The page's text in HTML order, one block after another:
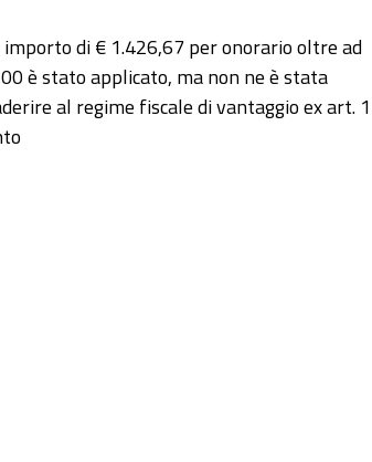
di € 1.426,67 per onorario oltre ad
è stato applicato, ma non ne è stata
al regime fiscale di vantaggio ex art. 1